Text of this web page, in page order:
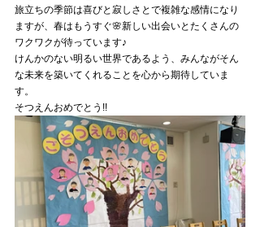
旅立ちの季節は喜びと寂しさとで複雑な感情になり
ますが、春はもうすぐ🌸新しい出会いとたくさんの
ワクワクが待っています♪
けんかのない明るい世界であるよう、みんながそん
な未来を築いてくれることを心から期待していま
す。
そつえんおめでとう!!